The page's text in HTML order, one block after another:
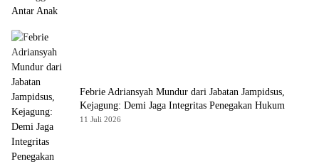
Febrie Adriansyah Mundur dari Jabatan Jampidsus,
Kejagung: Demi Jaga Integritas Penegakan Hukum
11 Juli 2026